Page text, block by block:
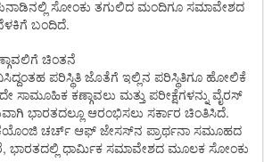
ಸೋಂಕು ತಗುಲಿದ ಮಂದಿಗೂ ಸಮಾವೇಶದ
ಬಂದಿದೆ.
ಚಿಂತನೆ
ಪರಿಸ್ಥಿತಿ ಜೊತೆಗೆ ಇಲ್ಲಿನ ಪರಿಸ್ಥಿತಿಗೂ ಹೋಲಿಕೆ
ಸಾಮೂಹಿಕ ಕಣ್ಗಾವಲು ಮತ್ತು ಪರೀಕ್ಷೆಗಳನ್ನು ವೈರಸ್
ಭಾರತದಲ್ಲೂ ಆರಂಭಿಸಲು ಸರ್ಕಾರ ಚಿಂತಿಸಿದೆ.
ಚರ್ಚ್ ಆಫ್ ಜೇಸಸ್‌ನ ಪ್ರಾರ್ಥನಾ ಸಮೂಹದ
, ಭಾರತದಲ್ಲಿ ಧಾರ್ಮಿಕ ಸಮಾವೇಶದ ಮೂಲಕ ಸೋಂಕು